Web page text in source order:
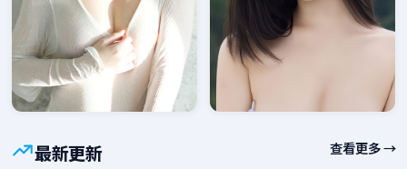
最新更新 查看更多 →